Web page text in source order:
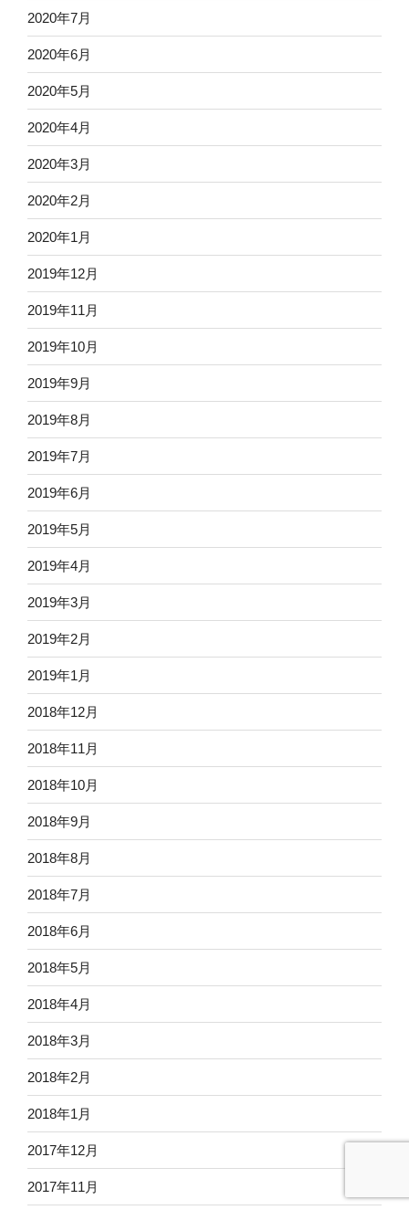
2020年7月
2020年6月
2020年5月
2020年4月
2020年3月
2020年2月
2020年1月
2019年12月
2019年11月
2019年10月
2019年9月
2019年8月
2019年7月
2019年6月
2019年5月
2019年4月
2019年3月
2019年2月
2019年1月
2018年12月
2018年11月
2018年10月
2018年9月
2018年8月
2018年7月
2018年6月
2018年5月
2018年4月
2018年3月
2018年2月
2018年1月
2017年12月
2017年11月